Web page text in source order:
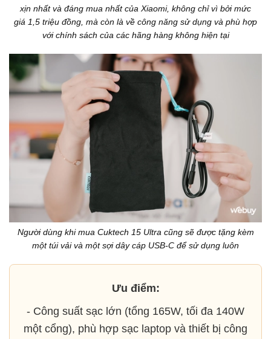
xịn nhất và đáng mua nhất của Xiaomi, không chỉ vì bởi mức
giá 1,5 triệu đồng, mà còn là về công năng sử dụng và phù hợp
với chính sách của các hãng hàng không hiện tại
Người dùng khi mua Cuktech 15 Ultra cũng sẽ được tặng kèm
một túi vải và một sợi dây cáp USB-C để sử dụng luôn
Ưu điểm:
- Công suất sạc lớn (tổng 165W, tối đa 140W
một cổng), phù hợp sạc laptop và thiết bị công